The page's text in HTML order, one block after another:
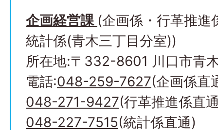
企画経営課 (企画係・行革推進
統計係(青木三丁目分室))
所在地:〒332-8601 川口市青
電話:048-259-7627(企画係直
048-271-9427(行革推進係直
048-227-7515(統計係直通)